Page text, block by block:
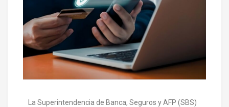
La Superintendencia de Banca, Seguros y AFP (SBS)